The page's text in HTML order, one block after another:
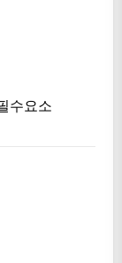
수요소